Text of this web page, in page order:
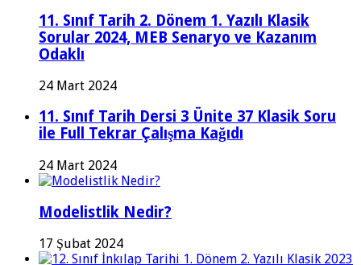
11. Sınıf Tarih 2. Dönem 1. Yazılı Klasik
Sorular 2024, MEB Senaryo ve Kazanım
Odaklı
24 Mart 2024
11. Sınıf Tarih Dersi 3 Ünite 37 Klasik Soru
ile Full Tekrar Çalışma Kağıdı
24 Mart 2024
Modelistlik Nedir?
17 Şubat 2024